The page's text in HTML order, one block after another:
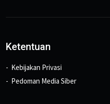
Ketentuan
Kebijakan Privasi
Pedoman Media Siber